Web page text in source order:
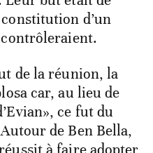
d’un
de la réunion, la
car, au lieu de
ce fut du
de Ben Bella,
à faire adopter